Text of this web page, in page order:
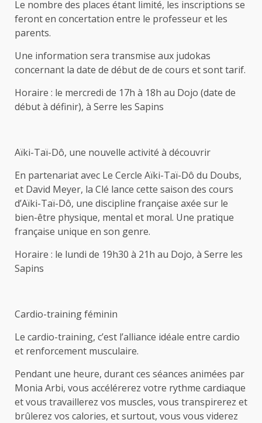
Le nombre des places étant limité, les inscriptions se
feront en concertation entre le professeur et les
parents.
Une information sera transmise aux judokas
concernant la date de début de de cours et sont tarif.
Horaire : le mercredi de 17h à 18h au Dojo (date de
début à définir), à Serre les Sapins
Aïki-Taï-Dô, une nouvelle activité à découvrir
En partenariat avec Le Cercle Aïki-Taï-Dô du Doubs,
et David Meyer, la Clé lance cette saison des cours
d’Aïki-Taï-Dô, une discipline française axée sur le
bien-être physique, mental et moral. Une pratique
française unique en son genre.
Horaire : le lundi de 19h30 à 21h au Dojo, à Serre les
Sapins
Cardio-training féminin
Le cardio-training, c’est l’alliance idéale entre cardio
et renforcement musculaire.
Pendant une heure, durant ces séances animées par
Monia Arbi, vous accélérerez votre rythme cardiaque
et vous travaillerez vos muscles, vous transpirerez et
brûlerez vos calories, et surtout, vous vous viderez